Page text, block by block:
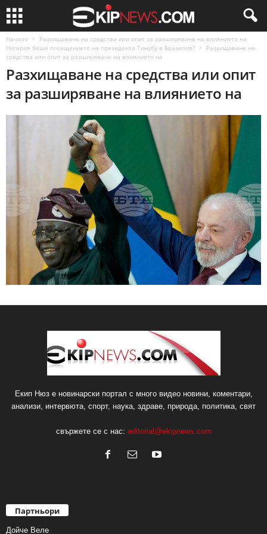
Начало
Разхищаване на средства или опит за разширяване на влиянието на
Нигерия беше посещението на президента Тинубу в Бразилия?
Разхищаване на
средства или опит за разширяване на влиянието на
Разхищаване на средства или опит
за разширяване на влиянието на
Екип Нюз е новинарски портал с много видео новини, коментари,
анализи, интервюта, спорт, наука, здраве, природа, политика, свят
свържете се с нас: editorial@ekipnews.com
Партньори
Дойче Веле